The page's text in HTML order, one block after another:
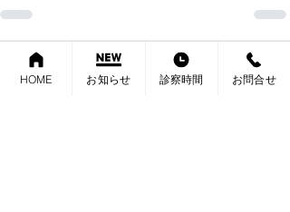
HOME お知らせ 診察時間 お問合せ